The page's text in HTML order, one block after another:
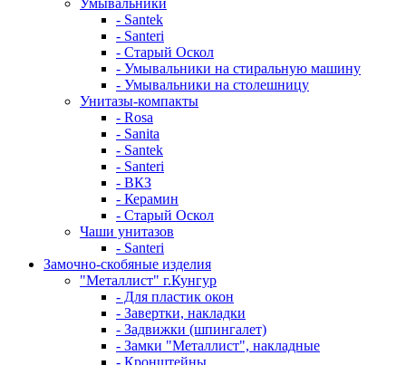
Умывальники
- Santek
- Santeri
- Старый Оскол
- Умывальники на стиральную машину
- Умывальники на столешницу
Унитазы-компакты
- Rosa
- Sanita
- Santek
- Santeri
- ВКЗ
- Керамин
- Старый Оскол
Чаши унитазов
- Santeri
Замочно-скобяные изделия
"Металлист" г.Кунгур
- Для пластик окон
- Завертки, накладки
- Задвижки (шпингалет)
- Замки "Металлист", накладные
- Кронштейны